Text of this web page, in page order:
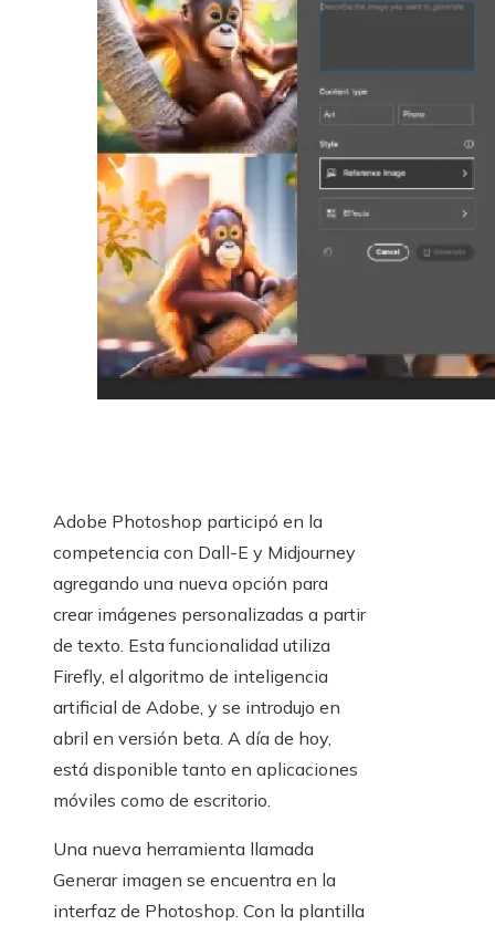
Adobe Photoshop participó en la
competencia con Dall-E y Midjourney
agregando una nueva opción para
crear imágenes personalizadas a partir
de texto. Esta funcionalidad utiliza
Firefly, el algoritmo de inteligencia
artificial de Adobe, y se introdujo en
abril en versión beta. A día de hoy,
está disponible tanto en aplicaciones
móviles como de escritorio.
Una nueva herramienta llamada
Generar imagen se encuentra en la
interfaz de Photoshop. Con la plantilla